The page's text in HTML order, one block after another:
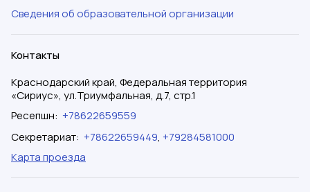
Сведения об образовательной организации
Контакты
Краснодарский край, Федеральная территория
«Сириус», ул.Триумфальная, д.7, стр.1
Ресепшн: +78622659559
Секретариат: +78622659449, +79284581000
Карта проезда